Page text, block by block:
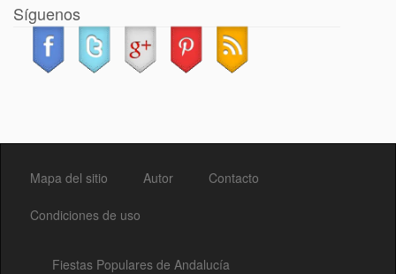
Síguenos
Mapa del sitio Autor Contacto
Condiciones de uso
Fiestas Populares de Andalucía